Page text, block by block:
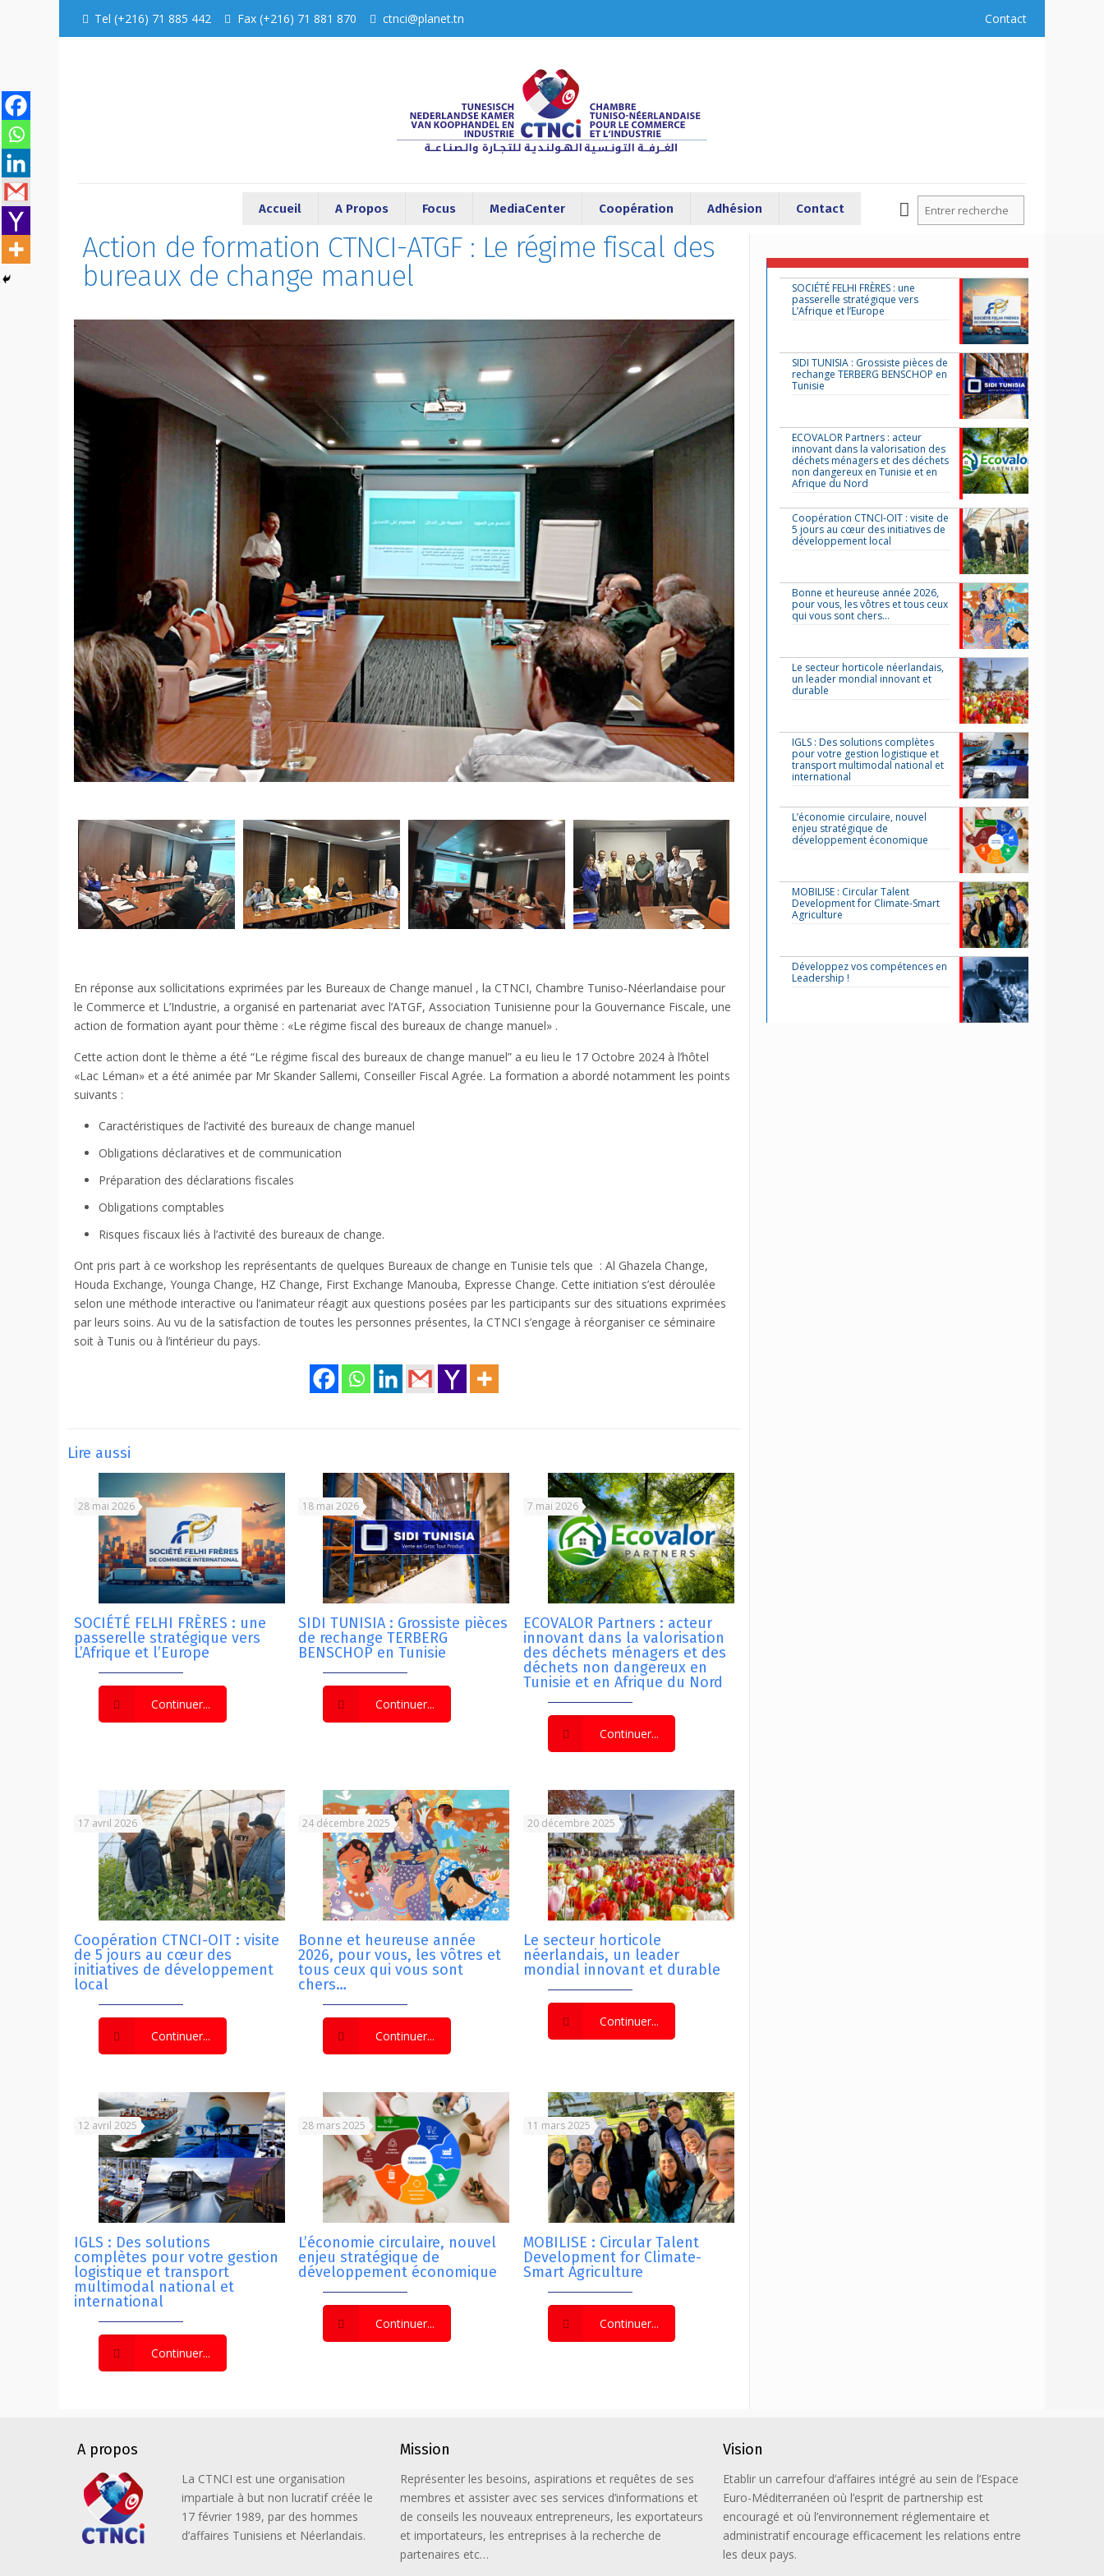
Tel (+216) 71 885 442 Fax (+216) 71 881 870 ctnci@planet.tn Contact
Accueil A Propos Focus MediaCenter Coopération Adhésion Contact
Action de formation CTNCI-ATGF : Le régime fiscal des
bureaux de change manuel
En réponse aux sollicitations exprimées par les Bureaux de Change manuel , la CTNCI, Chambre Tuniso-Néerlandaise pour
le Commerce et L’Industrie, a organisé en partenariat avec l’ATGF, Association Tunisienne pour la Gouvernance Fiscale, une
action de formation ayant pour thème : «Le régime fiscal des bureaux de change manuel» .
Cette action dont le thème a été “Le régime fiscal des bureaux de change manuel” a eu lieu le 17 Octobre 2024 à l’hôtel
«Lac Léman» et a été animée par Mr Skander Sallemi, Conseiller Fiscal Agrée. La formation a abordé notamment les points
suivants :
Caractéristiques de l’activité des bureaux de change manuel
Obligations déclaratives et de communication
Préparation des déclarations fiscales
Obligations comptables
Risques fiscaux liés à l’activité des bureaux de change.
Ont pris part à ce workshop les représentants de quelques Bureaux de change en Tunisie tels que : Al Ghazela Change,
Houda Exchange, Younga Change, HZ Change, First Exchange Manouba, Expresse Change.Cette initiation s’est déroulée
selon une méthode interactive ou l’animateur réagit aux questions posées par les participants sur des situations exprimées
par leurs soins.Au vu de la satisfaction de toutes les personnes présentes, la CTNCI s’engage à réorganiser ce séminaire
soit à Tunis ou à l’intérieur du pays.
Lire aussi
28 mai 2026
SOCIÉTÉ FELHI FRÈRES : une
passerelle stratégique vers
L’Afrique et l’Europe
Continuer...
18 mai 2026
SIDI TUNISIA : Grossiste pièces
de rechange TERBERG
BENSCHOP en Tunisie
Continuer...
7 mai 2026
ECOVALOR Partners : acteur
innovant dans la valorisation
des déchets ménagers et des
déchets non dangereux en
Tunisie et en Afrique du Nord
Continuer...
17 avril 2026
Coopération CTNCI-OIT : visite
de 5 jours au cœur des
initiatives de développement
local
Continuer...
24 décembre 2025
Bonne et heureuse année
2026, pour vous, les vôtres et
tous ceux qui vous sont
chers…
Continuer...
20 décembre 2025
Le secteur horticole
néerlandais, un leader
mondial innovant et durable
Continuer...
12 avril 2025
IGLS : Des solutions
complètes pour votre gestion
logistique et transport
multimodal national et
international
Continuer...
28 mars 2025
L’économie circulaire, nouvel
enjeu stratégique de
développement économique
Continuer...
11 mars 2025
MOBILISE : Circular Talent
Development for Climate-
Smart Agriculture
Continuer...
SOCIÉTÉ FELHI FRÈRES : une
passerelle stratégique vers
L’Afrique et l’Europe
SIDI TUNISIA : Grossiste pièces de
rechange TERBERG BENSCHOP en
Tunisie
ECOVALOR Partners : acteur
innovant dans la valorisation des
déchets ménagers et des déchets
non dangereux en Tunisie et en
Afrique du Nord
Coopération CTNCI-OIT : visite de
5 jours au cœur des initiatives de
développement local
Bonne et heureuse année 2026,
pour vous, les vôtres et tous ceux
qui vous sont chers…
Le secteur horticole néerlandais,
un leader mondial innovant et
durable
IGLS : Des solutions complètes
pour votre gestion logistique et
transport multimodal national et
international
L’économie circulaire, nouvel
enjeu stratégique de
développement économique
MOBILISE : Circular Talent
Development for Climate-Smart
Agriculture
Développez vos compétences en
Leadership !
A propos
La CTNCI est une organisation
impartiale à but non lucratif créée le
17 février 1989, par des hommes
d’affaires Tunisiens et Néerlandais.
Mission
Représenter les besoins, aspirations et requêtes de ses
membres et assister avec ses services d’informations et
de conseils les nouveaux entrepreneurs, les exportateurs
et importateurs, les entreprises à la recherche de
partenaires etc…
Vision
Etablir un carrefour d’affaires intégré au sein de l’Espace
Euro-Méditerranéen où l’esprit de partnership est
encouragé et où l’environnement réglementaire et
administratif encourage efficacement les relations entre
les deux pays.